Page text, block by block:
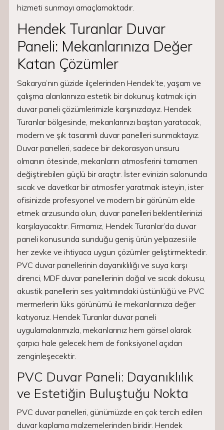
hizmeti sunmayı amaçlamaktadır.
Hendek Turanlar Duvar
Paneli: Mekanlarınıza Değer
Katan Çözümler
Sakarya’nın güzide ilçelerinden Hendek’te, yaşam ve
çalışma alanlarınıza estetik bir dokunuş katmak için
duvar paneli çözümlerimizle karşınızdayız. Hendek
Turanlar bölgesinde, mekanlarınızı baştan yaratacak,
modern ve şık tasarımlı duvar panelleri sunmaktayız.
Duvar panelleri, sadece bir dekorasyon unsuru
olmanın ötesinde, mekanların atmosferini tamamen
değiştirebilen güçlü bir araçtır. İster evinizin salonunda
sıcak ve davetkar bir atmosfer yaratmak isteyin, ister
ofisinizde profesyonel ve modern bir görünüm elde
etmek arzusunda olun, duvar panelleri beklentilerinizi
karşılayacaktır. Firmamız, Hendek Turanlar’da duvar
paneli konusunda sunduğu geniş ürün yelpazesi ile
her zevke ve ihtiyaca uygun çözümler geliştirmektedir.
PVC duvar panellerinin dayanıklılığı ve suya karşı
direnci, MDF duvar panellerinin doğal ve sıcak dokusu,
akustik panellerin ses yalıtımındaki üstünlüğü ve PVC
mermerlerin lüks görünümü ile mekanlarınıza değer
katıyoruz. Hendek Turanlar duvar paneli
uygulamalarımızla, mekanlarınız hem görsel olarak
çarpıcı hale gelecek hem de fonksiyonel açıdan
zenginleşecektir.
PVC Duvar Paneli: Dayanıklılık
ve Estetiğin Buluştuğu Nokta
PVC duvar panelleri, günümüzde en çok tercih edilen
duvar kaplama malzemelerinden biridir. Hendek